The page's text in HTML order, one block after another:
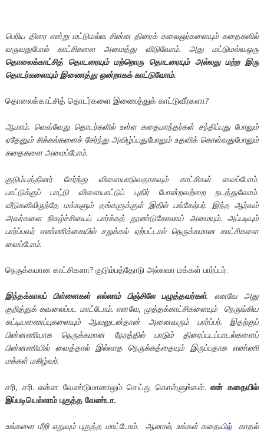
பெரிய திரை என்று மட்டுமல்ல. சின்ன திரைக் கலைஞர்களையும் கதைகளில்
வருவதுபோல் காட்சிகளை அமைத்து விடுவோம். அது மட்டுமல்ல.ஒரு
தொலைக்காட்சித் தொடரையும் மற்றொரு தொடரையும் அல்லது மற்ற இரு
தொடர்களையும் இணைத்து ஒன்றாகக் காட்டுவோம்.
தொலைக்காட்சித் தொடர்களை இணைத்துக் காட்டுவீர்களா?
ஆமாம். வெவ்வேறு தொடர்களில் உள்ள கதைமாந்தர்கள் சந்திப்பது போலும்
ஏதேனும் சிக்கல்களைச் சேர்ந்து அவிழ்ப்பதுபோலும் உதவிக் கொள்வதுபோலும்
கதைகளை அமைப்போம்.
குடும்பத்தினர் சேர்ந்து விளையாடுவதாகவும் காட்சிகள் வைப்போம்.
பாட்டுக்குப் பாட்டு விளையாட்டுப் புதிர் போன்றவற்றை நடத்துவோம்.
வீடுகளிலிருந்தே மக்களும் தங்களுக்குள் இதில் பங்கேற்பர். இந்த ஆர்வம்
அவர்களை நிகழ்ச்சியைப் பார்க்கத் தூண்டுகோலாய் அமையும். அப்படியும்
பார்ப்பவர் எண்ணிக்கையில் சறுக்கல் ஏற்பட்டால் நெருக்கமான காட்சிகளை
வைப்போம்.
நெருக்கமான காட்சிகளா? குடும்பத்தோடு அல்லவா மக்கள் பார்ப்பர்.
இந்தக்காலப் பிள்ளைகள் எல்லாம் பிஞ்சிலே பழுத்தவர்கள். எனவே அது
குறித்துக் கவலைப்பட மாட்டோம். எனவே, முத்தக்காட்சிகளையும் நெருங்கிய
கட்டியணைப்புகளையும் ஆவலுடன்தான் அனைவரும் பார்ப்பர். இதற்குப்
பின்னணியாக நெருக்கமான நேரத்தில் பாடும் திரைப்படப்பாடல்களைப்
பின்னணியில் வைத்தால் இல்லாத நெருக்கத்தையும் இருப்பதாக எண்ணி
மக்கள் மகிழ்வர்.
சரி, சரி. என்ன வேண்டுமானாலும் செய்து கொள்ளுங்கள்.என் கதையில்
இப்படியெல்லாம் புகுத்த வேண்டா.
உங்களை மீறி எதுவும் புகுத்த மாட்டோம். ஆனால், உங்கள் கதையில்காதல்